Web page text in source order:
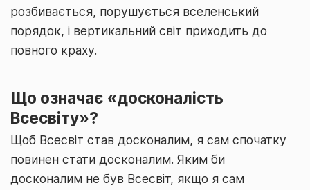
розбивається, порушується вселенський
порядок, і вертикальний світ приходить до
повного краху.
Що означає «досконалість
Всесвіту»?
Щоб Всесвіт став досконалим, я сам спочатку
повинен стати досконалим. Яким би
досконалим не був Всесвіт, якщо я сам